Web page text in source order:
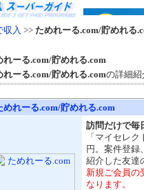
収入 >> ためれーる.com/貯めれる
れーる.com/貯めれる.com
れーる.com/貯めれる.comの詳細紹
めれーる.com/貯めれる.com
訪問だけで毎
「マイセレ
円。案件登録
紹介した友達
新規ご会員の
なります。